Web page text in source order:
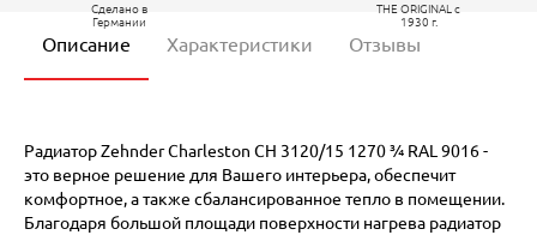
Сделано в
Германии
THE ORIGINAL c
1930 г.
Описание Характеристики Отзывы
Радиатор Zehnder Charleston CH 3120/15 1270 ¾ RAL 9016 -
это верное решение для Вашего интерьера, обеспечит
комфортное, а также сбалансированное тепло в помещении.
Благодаря большой площади поверхности нагрева радиатор